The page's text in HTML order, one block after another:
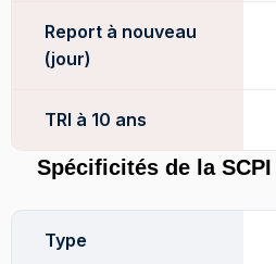
Report à nouveau
(jour)
TRI à 10 ans
Spécificités de la SCPI
Type